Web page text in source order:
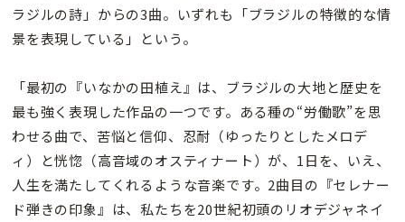
ラジルの詩」からの3曲。いずれも「ブラジルの特徴的な情
景を表現している」という。
「最初の『いなかの田植え』は、ブラジルの大地と歴史を
最も強く表現した作品の一つです。ある種の“労働歌”を思
わせる曲で、苦悩と信仰、忍耐（ゆったりとしたメロデ
ィ）と恍惚（高音域のオスティナート）が、1日を、いえ、
人生を満たしてくれるような音楽です。2曲目の『セレナー
ド弾きの印象』は、私たちを20世紀初頭のリオデジャネイ